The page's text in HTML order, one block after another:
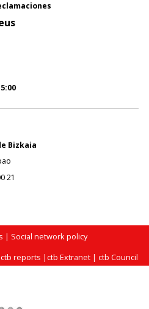
Bizkaia
21
| Social network policy
ctb reports |ctb Extranet |ctb Council